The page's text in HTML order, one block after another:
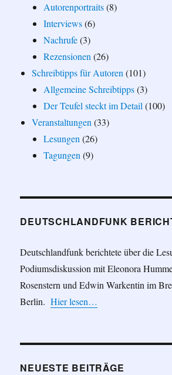
Autorenportraits(8)
Interviews(6)
Nachrufe(3)
Rezensionen (26)
Schreibtipps für Autoren (101)
Allgemeine Schreibtipps(3)
Der Teufel steckt im Detail (100)
Veranstaltungen (33)
Lesungen (26)
Tagungen (9)
DEUTSCHLANDFUNK
Deutschlandfunk berichtete über die
Podiumsdiskussion mit Eleonora
Rosenstern und Edwin Warkentin im
Berlin.Hier lesen…
NEUESTE BEITRÄGE